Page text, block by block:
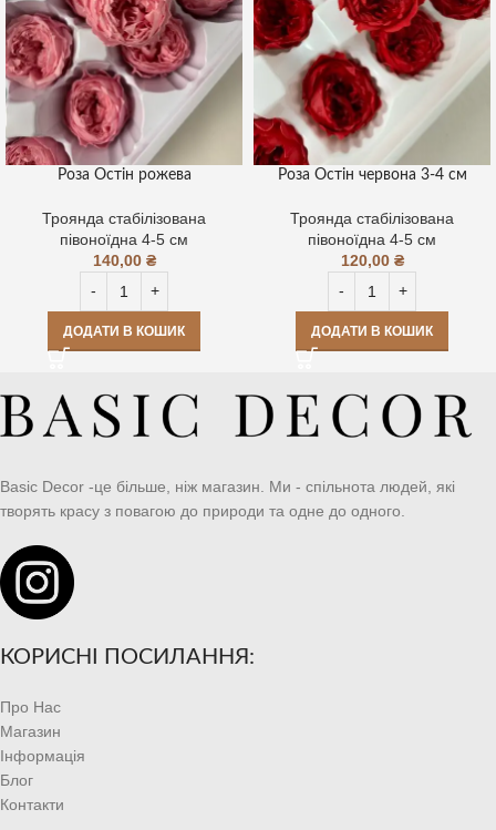
Роза Остін рожева
Троянда стабілізована
півоноїдна 4-5 см
140,00 ₴
ДОДАТИ В КОШИК
Роза Остін червона 3-4 см
Троянда стабілізована
півоноїдна 4-5 см
120,00 ₴
ДОДАТИ В КОШИК
Basic Decor -це більше, ніж магазин. Ми - спільнота людей, які
творять красу з повагою до природи та одне до одного.
КОРИСНІ ПОСИЛАННЯ:
Про Нас
Магазин
Інформація
Блог
Контакти